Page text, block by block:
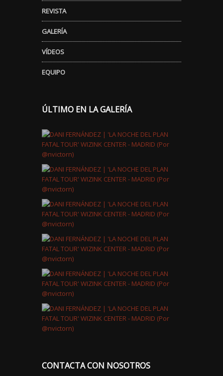
REVISTA
GALERÍA
VÍDEOS
EQUIPO
ÚLTIMO EN LA GALERÍA
CONTACTA CON NOSOTROS